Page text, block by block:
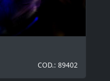
COD.: 89402